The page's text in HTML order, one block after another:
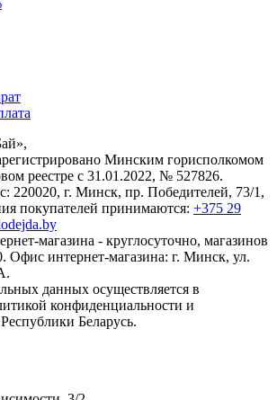
Минским горисполкомом
реестре с 31.01.2022, № 527826.
220020, г. Минск, пр. Победителей, 73/1,
покупателей принимаются: +375 29
магазина - круглосуточно, магазинов
Офис интернет-магазина: г. Минск, ул.
данных осуществляется в
конфиденциальности и
Беларусь.